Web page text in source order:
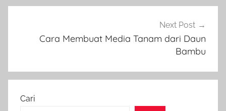
Next Post
Cara Membuat Media Tanam dari Daun
Bambu
Cari